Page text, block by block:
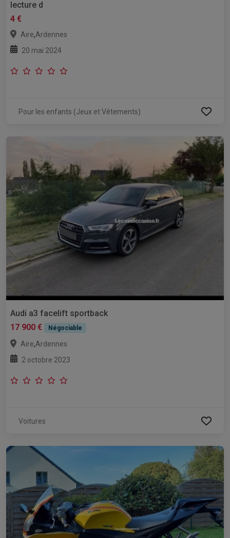
lecture d
4 €
Aire,Ardennes
20 mai 2024
Pour les enfants (Jeux et Vêtements)
Audi a3 facelift sportback
17 900 €
Négociable
Aire,Ardennes
2 octobre 2023
Voitures